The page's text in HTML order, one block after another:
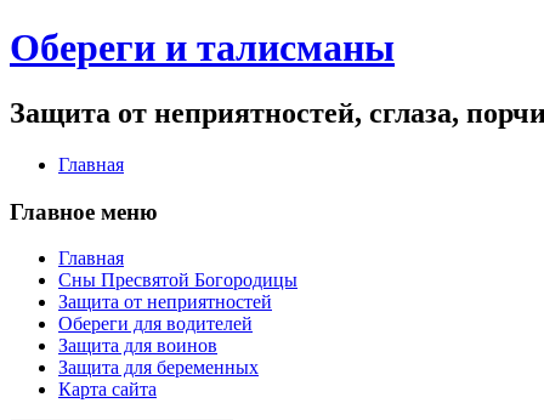
Обереги и талисманы
Защита от неприятностей, сглаза,
Главная
Главное меню
Главная
Сны Пресвятой Богородицы
Защита от неприятностей
Обереги для водителей
Защита для воинов
Защита для беременных
Карта сайта